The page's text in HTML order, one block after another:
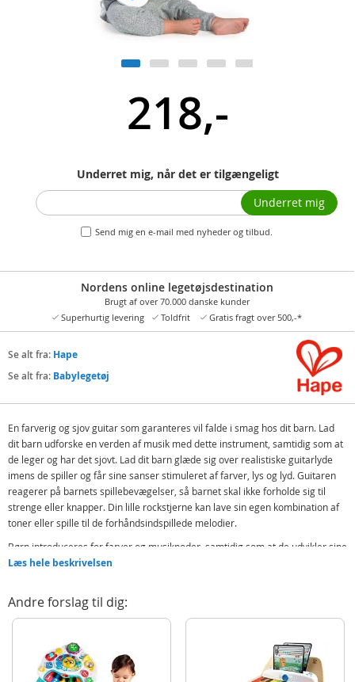
218,-
Underret mig, når det er tilgængeligt
Send mig en e-mail med nyheder og tilbud.
Underret mig
Nordens online legetøjsdestination
Brugt af over 70.000 danske kunder
Superhurtig levering
Toldfrit Gratis fragt over 500,-*
Se alt fra: Hape
Se alt fra: Babylegetøj
En farverig og sjov guitar som garanteres vil falde i smag hos dit barn. Lad
dit barn udforske en verden af musik med dette instrument, samtidig som at
de leger og har det sjovt. Lad dit barn glæde sig over realistiske guitarlyde
imens de spiller og får sine sanser stimuleret af farver, lys og lyd. Guitaren
reagerer på barnets spillebevægelser, så barnet skal ikke forholde sig til
strenge eller knapper. Din lille rockstjerne kan lave sin egen kombination af
toner eller spille til de forhåndsindspillede melodier.
Børn introduceres for farver og musiknoder, samtidig som at de udvikler sine
motoriske færdigheder. Giv barnets kreativitet vinger med sin allerførste
Hape Baby Einstein Magic Touch interaktiv guitar
Med realistiske guitar-lyde
Med forhåndsindspilte toner at spille til
Indeholder:
Læs hele beskrivelsen
Andre forslag til dig: